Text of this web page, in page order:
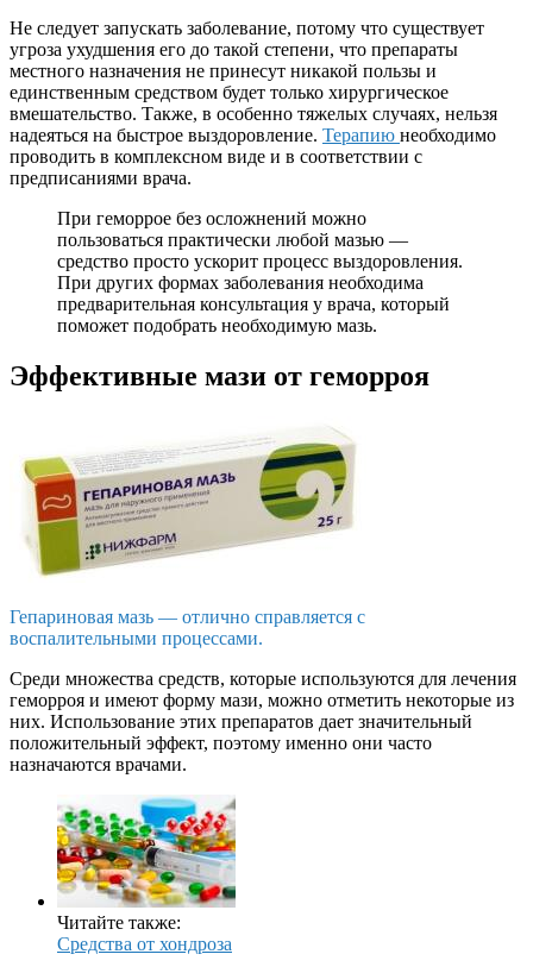
Не следует запускать заболевание, потому что существует
угроза ухудшения его до такой степени, что препараты
местного назначения не принесут никакой пользы и
единственным средством будет только хирургическое
вмешательство. Также, в особенно тяжелых случаях, нельзя
надеяться на быстрое выздоровление. Терапию необходимо
проводить в комплексном виде и в соответствии с
предписаниями врача.
При геморрое без осложнений можно
пользоваться практически любой мазью —
средство просто ускорит процесс выздоровления.
При других формах заболевания необходима
предварительная консультация у врача, который
поможет подобрать необходимую мазь.
Эффективные мази от геморроя
Гепариновая мазь — отлично справляется с
воспалительными процессами.
Среди множества средств, которые используются для лечения
геморроя и имеют форму мази, можно отметить некоторые из
них. Использование этих препаратов дает значительный
положительный эффект, поэтому именно они часто
назначаются врачами.
Читайте также:
Средства от хондроза